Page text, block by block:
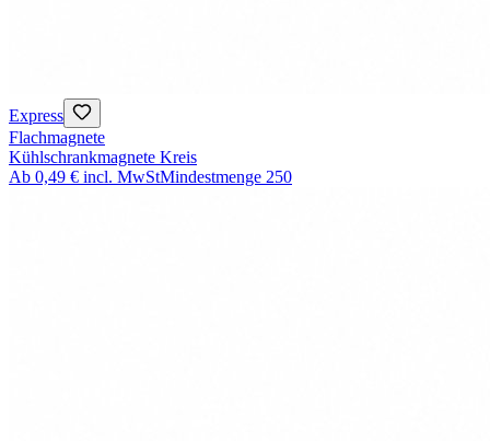
Express
Flachmagnete
Kühlschrankmagnete Kreis
Ab 0,49 € incl. MwStMindestmenge 250